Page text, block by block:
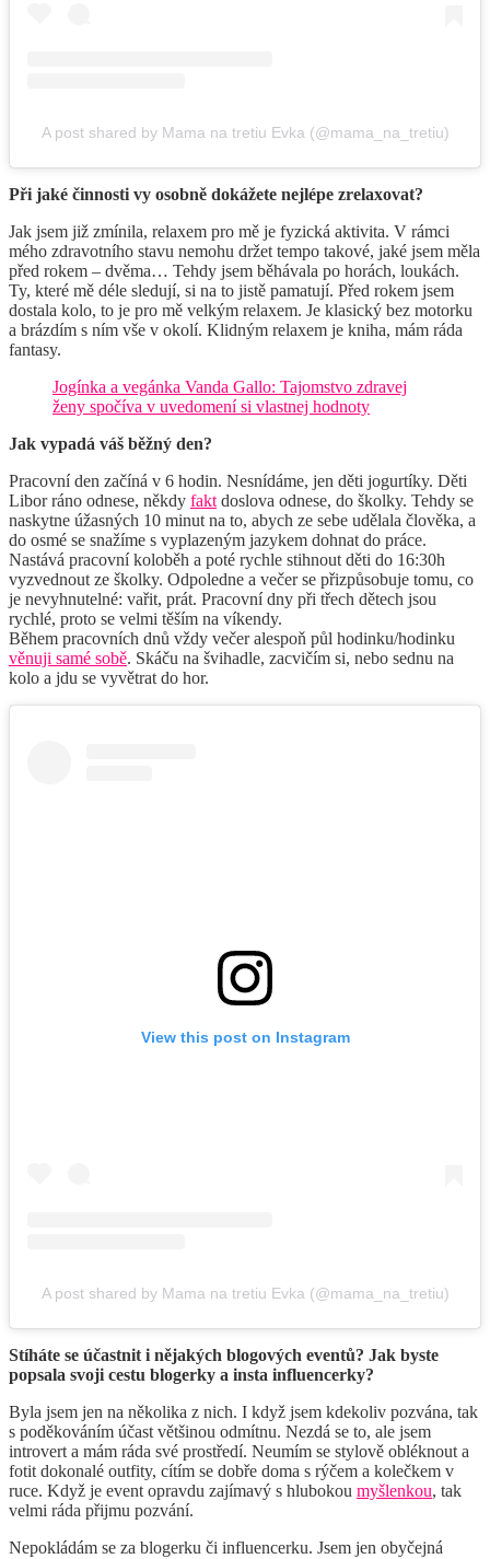
A post shared by Mama na tretiu Evka (@mama_na_tretiu)
Při jaké činnosti vy osobně dokážete nejlépe zrelaxovat?
Jak jsem již zmínila, relaxem pro mě je fyzická aktivita. V rámci
mého zdravotního stavu nemohu držet tempo takové, jaké jsem měla
před rokem – dvěma… Tehdy jsem běhávala po horách, loukách.
Ty, které mě déle sledují, si na to jistě pamatují. Před rokem jsem
dostala kolo, to je pro mě velkým relaxem. Je klasický bez motorku
a brázdím s ním vše v okolí. Klidným relaxem je kniha, mám ráda
fantasy.
Jogínka a vegánka Vanda Gallo: Tajomstvo zdravej
ženy spočíva v uvedomení si vlastnej hodnoty
Jak vypadá váš běžný den?
Pracovní den začíná v 6 hodin. Nesnídáme, jen děti jogurtíky. Děti
Libor ráno odnese, někdy faktdoslova odnese, do školky. Tehdy se
naskytne úžasných 10 minut na to, abych ze sebe udělala člověka, a
do osmé se snažíme s vyplazeným jazykem dohnat do práce.
Nastává pracovní koloběh a poté rychle stihnout děti do 16:30h
vyzvednout ze školky. Odpoledne a večer se přizpůsobuje tomu, co
je nevyhnutelné: vařit, prát. Pracovní dny při třech dětech jsou
rychlé, proto se velmi těším na víkendy.
Během pracovních dnů vždy večer alespoň půl hodinku/hodinku
věnuji samé sobě. Skáču na švihadle, zacvičím si, nebo sednu na
kolo a jdu se vyvětrat do hor.
View this post on Instagram
A post shared by Mama na tretiu Evka (@mama_na_tretiu)
Stíháte se účastnit i nějakých blogových eventů? Jak byste
popsala svoji cestu blogerky a insta influencerky?
Byla jsem jen na několika z nich. I když jsem kdekoliv pozvána, tak
s poděkováním účast většinou odmítnu. Nezdá se to, ale jsem
introvert a mám ráda své prostředí. Neumím se stylově obléknout a
fotit dokonalé outfity, cítím se dobře doma s rýčem a kolečkem v
ruce. Když je event opravdu zajímavý s hlubokou myšlenkou, tak
velmi ráda přijmu pozvání.
Nepokládám se za blogerku či influencerku. Jsem jen obyčejná